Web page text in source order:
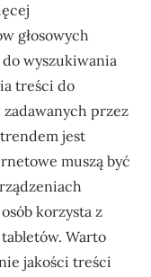
głosowych
wyszukiwania
treści do
przez
jest
muszą być
korzysta z
Warto
jakości treści